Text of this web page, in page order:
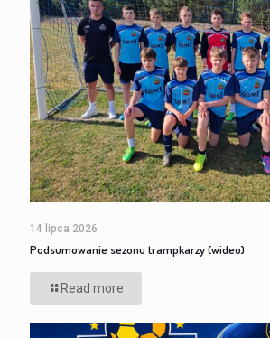
14 lipca 2026
Podsumowanie sezonu trampkarzy (wideo)
Read more